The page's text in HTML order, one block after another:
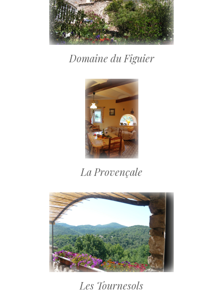
Domaine du Figuier
La Provençale
Les Tournesols